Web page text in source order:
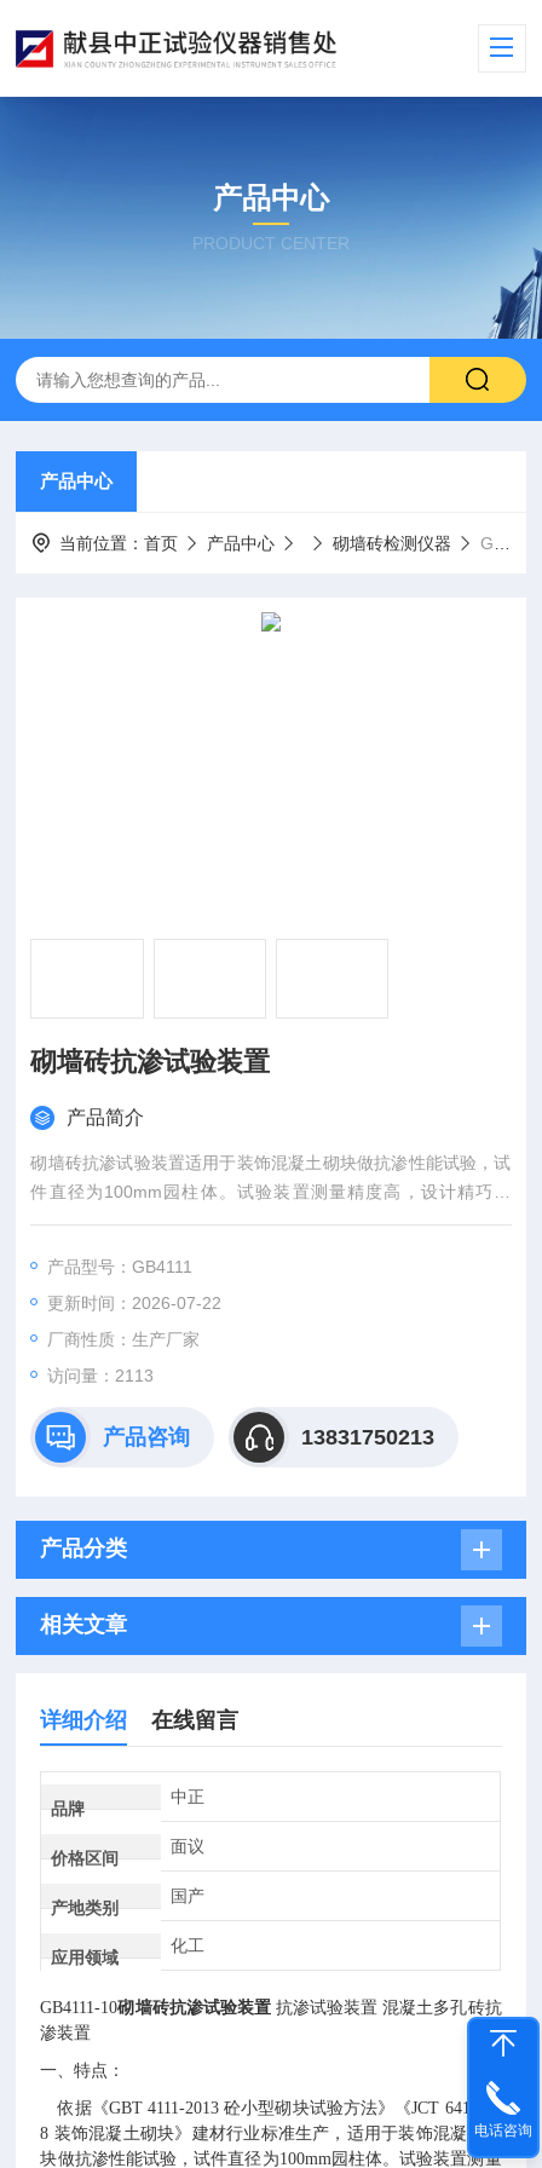
产品中心
PRODUCT CENTER
产品中心
当前位置：首页 产品中心 砌墙砖检测仪器 GB4111砌墙砖抗渗试验装置
砌墙砖抗渗试验装置
产品简介
砌墙砖抗渗试验装置适用于装饰混凝土砌块做抗渗性能试验，试
件直径为100mm园柱体。试验装置测量精度高，设计精巧耐
用，该方法操作简单，劳动强度小，能直接表述试件的抗渗性
产品型号：GB4111
更新时间：2026-07-22
厂商性质：生产厂家
访问量：2113
产品咨询 13831750213
产品分类
相关文章
详细介绍 在线留言
品牌
中正
价格区间
面议
产地类别
国产
应用领域
化工
GB4111-10砌墙砖抗渗试验装置抗渗试验装置 混凝土多孔砖抗
渗装置
一、特点：
依据《GBT 4111-2013砼小型砌块试验方法》《JCT 641-200
8 装饰混凝土砌块》建材行业标准生产，适用于装饰混凝土砌
块做抗渗性能试验，试件直径为100mm园柱体。试验装置测量
电话咨询